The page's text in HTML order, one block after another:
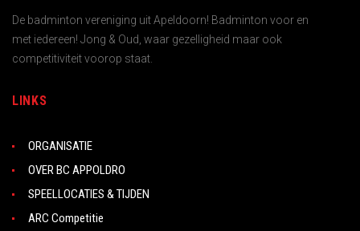
De badminton vereniging uit Apeldoorn! Badminton voor en
met iedereen! Jong & Oud, waar gezelligheid maar ook
competitiviteit voorop staat.
LINKS
ORGANISATIE
OVER BC APPOLDRO
SPEELLOCATIES & TIJDEN
ARC Competitie